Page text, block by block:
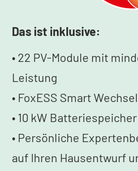
Das ist inklusive:
• 22 PV-Module mit
Leistung
• FoxESS Smart
• 10 kW Batteriespeicher
• Persönliche
auf Ihren Hausentwurf